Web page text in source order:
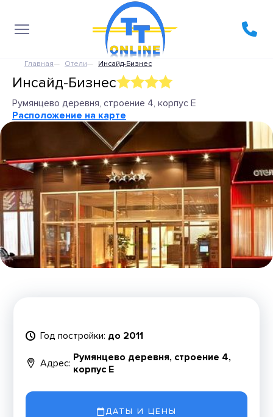
Главная Отели Инсайд-Бизнес
Инсайд-Бизнес
Румянцево деревня, строение 4, корпус Е
Расположение на карте
Год постройки: до 2011
Адрес: Румянцево деревня, строение 4,
корпус Е
ДАТЫ И ЦЕНЫ